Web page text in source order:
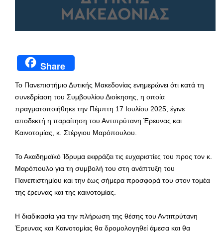
Share
Το Πανεπιστήμιο Δυτικής Μακεδονίας ενημερώνει ότι κατά τη
συνεδρίαση του Συμβουλίου Διοίκησης, η οποία
πραγματοποιήθηκε την Πέμπτη 17 Ιουλίου 2025, έγινε
αποδεκτή η παραίτηση του Αντιπρύτανη Έρευνας και
Καινοτομίας, κ. Στέργιου Μαρόπουλου.
Το Ακαδημαϊκό Ίδρυμα εκφράζει τις ευχαριστίες του προς τον κ.
Μαρόπουλο για τη συμβολή του στη ανάπτυξη του
Πανεπιστημίου και την έως σήμερα προσφορά του στον τομέα
της έρευνας και της καινοτομίας.
Η διαδικασία για την πλήρωση της θέσης του Αντιπρύτανη
Έρευνας και Καινοτομίας θα δρομολογηθεί άμεσα και θα